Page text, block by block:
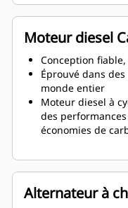
Moteur diesel
Conception
Éprouvé dans
monde entier
Moteur diesel à
des
économies de
Alternateur à